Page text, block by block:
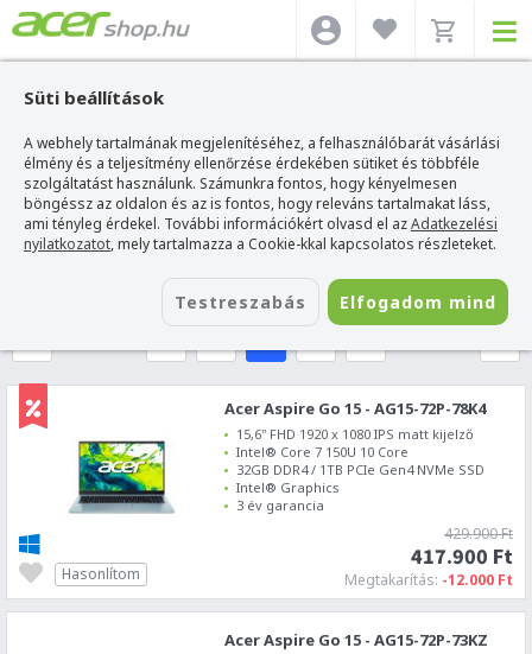
Süti beállítások
A webhely tartalmának megjelenítéséhez, a felhasználóbarát vásárlási
élmény és a teljesítmény ellenőrzése érdekében sütiket és többféle
szolgáltatást használunk. Számunkra fontos, hogy kényelmesen
böngéssz az oldalon és az is fontos, hogy releváns tartalmakat láss,
ami tényleg érdekel. További információkért olvasd el azAdatkezelési
nyilatkozatot, mely tartalmazza a Cookie-kkal kapcsolatos részleteket.
Testreszabás Elfogadom mind
SZŰRÉS
Acer webshop >Acer Aspire Go laptopok
Ezekre szűrtél:
Acer Aspire Go 15 - AG15-72P-78K4
15,6" FHD 1920 x 1080 IPS matt kijelző
Intel® Core 7 150U 10 Core
32GB DDR4 / 1TB PCIe Gen4 NVMe SSD
Intel® Graphics
3 év garancia
429.900 Ft
417.900 Ft
Megtakarítás: -12.000 Ft
Hasonlítom
Acer Aspire Go 15 - AG15-72P-73KZ